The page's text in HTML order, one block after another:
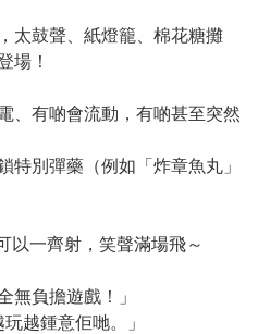
太鼓聲、紙燈籠、棉花糖攤
場！
、有啲會流動，有啲甚至突然
特別彈藥（例如「炸章魚丸」
以一齊射，笑聲滿場飛～
無負擔遊戲！」
越鍾意佢哋。」